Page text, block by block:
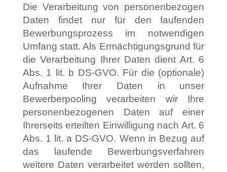
Die Verarbeitung von personenbezogen
Daten findet nur für den laufenden
Bewerbungsprozess im notwendigen
Umfang statt. Als Ermächtigungsgrund für
die Verarbeitung Ihrer Daten dient Art. 6
Abs. 1 lit. b DS-GVO. Für die (optionale)
Aufnahme Ihrer Daten in unser
Bewerberpooling verarbeiten wir Ihre
personenbezogenen Daten auf einer
Ihrerseits erteilten Einwilligung nach Art. 6
Abs. 1 lit. a DS-GVO. Wenn in Bezug auf
das laufende Bewerbungsverfahren
weitere Daten verarbeitet werden sollten,